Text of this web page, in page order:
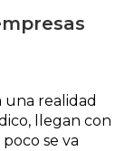
una realidad
llegan con
se va